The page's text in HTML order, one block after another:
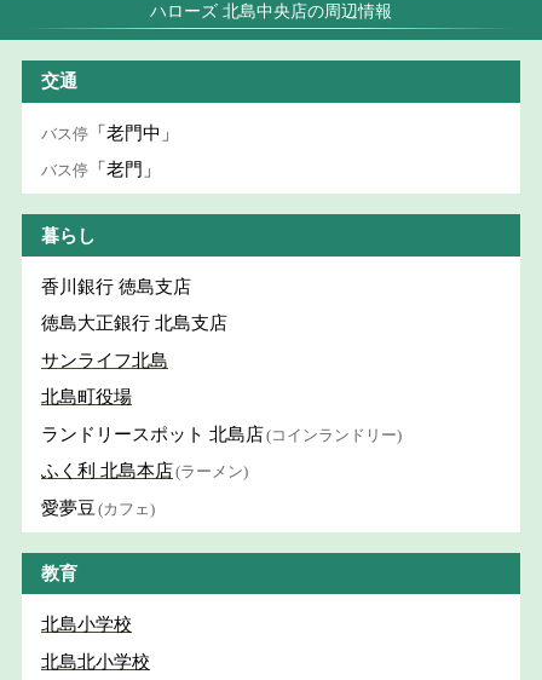
ハローズ 北島中央店の周辺情報
交通
バス停 「老門中」
バス停 「老門」
暮らし
香川銀行 徳島支店
徳島大正銀行 北島支店
サンライフ北島
北島町役場
ランドリースポット 北島店(コインランドリー)
ふく利 北島本店(ラーメン)
愛夢豆 (カフェ)
教育
北島小学校
北島北小学校